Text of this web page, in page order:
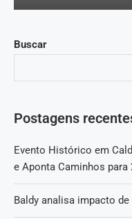
Buscar
Postagens
Evento Histórico em
e Aponta Caminhos para
Baldy analisa impacto